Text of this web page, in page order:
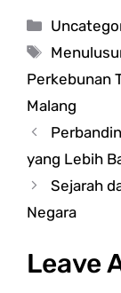
Tags
Perkebunan
Malang
yang Lebih
Sejarah
Negara
Leave